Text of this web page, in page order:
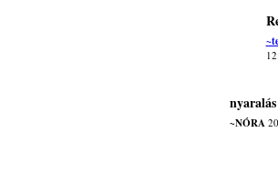
nyaralás
~NÓRA